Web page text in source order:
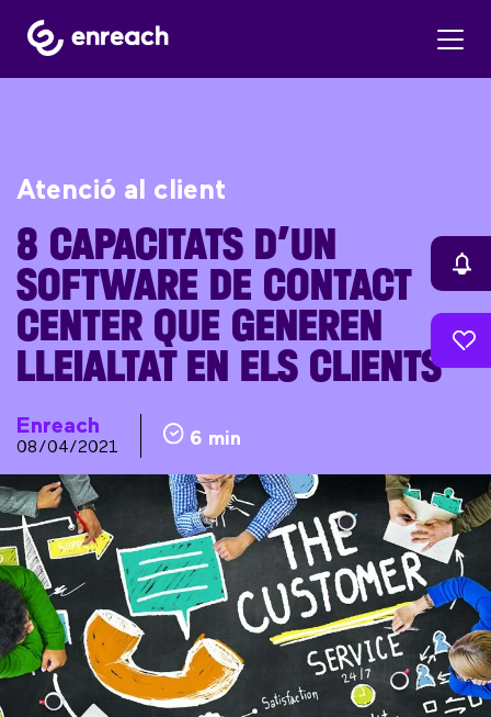
Atenció al client
8 CAPACITATS D’UN
SOFTWARE DE CONTACT
CENTER QUE GENEREN
LLEIALTAT EN ELS CLIENTS
Enreach
08/04/2021 6 min